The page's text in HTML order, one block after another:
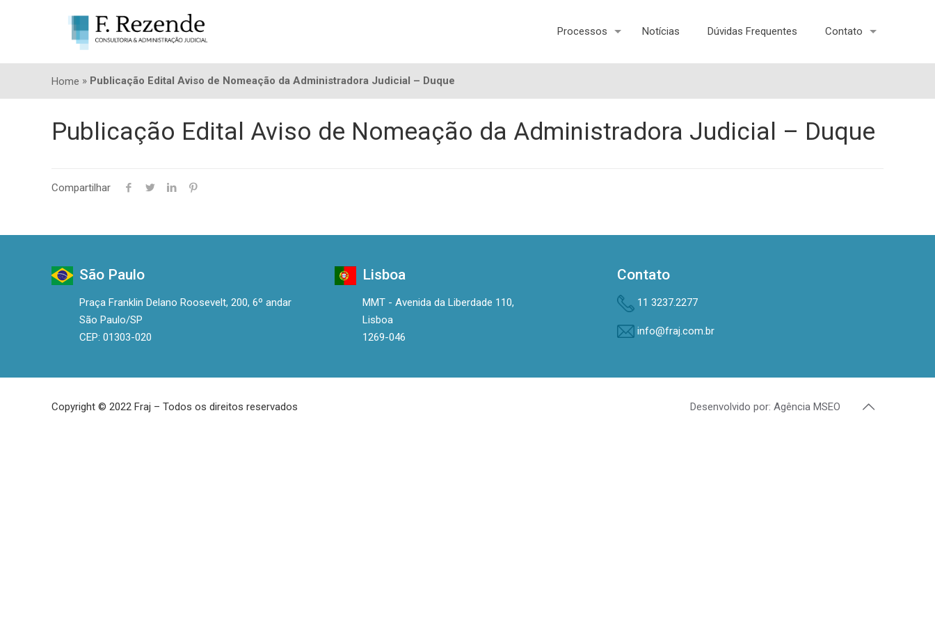
Processos Notícias Dúvidas Frequentes Contato
Home » Publicação Edital Aviso de Nomeação da Administradora Judicial – Duque
Publicação Edital Aviso de Nomeação da Administradora Judicial – Duque
Compartilhar
São Paulo
Praça Franklin Delano Roosevelt, 200, 6º andar
São Paulo/SP
CEP: 01303-020
Lisboa
MMT - Avenida da Liberdade 110,
Lisboa
1269-046
Contato
11 3237.2277
info@fraj.com.br
Copyright © 2022 Fraj – Todos os direitos reservados Desenvolvido por: Agência MSEO